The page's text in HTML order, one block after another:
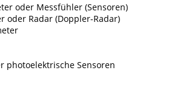
oder Messfühler (Sensoren)
oder Radar (Doppler-Radar)
photoelektrische Sensoren